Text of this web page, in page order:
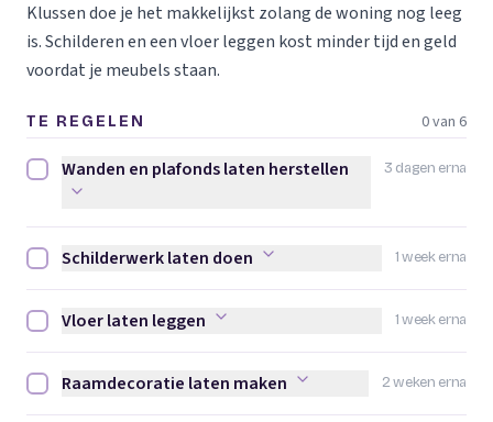
Klussen doe je het makkelijkst zolang de woning nog leeg
is. Schilderen en een vloer leggen kost minder tijd en geld
voordat je meubels staan.
TE REGELEN 0 van 6
3 dagen erna
Wanden en plafonds laten herstellen afvinken
Wanden en plafonds laten herstellen
1 week erna
Schilderwerk laten doen afvinken
Schilderwerk laten doen
1 week erna
Vloer laten leggen afvinken
Vloer laten leggen
2 weken erna
Raamdecoratie laten maken afvinken
Raamdecoratie laten maken